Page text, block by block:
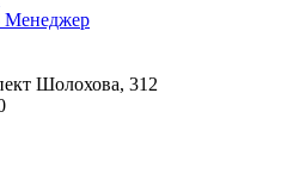
Менеджер
Шолохова, 312